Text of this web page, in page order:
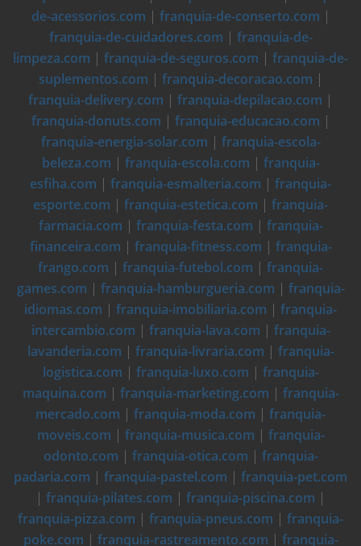
de-acessorios.com | franquia-de-conserto.com |
franquia-de-cuidadores.com | franquia-de-
limpeza.com | franquia-de-seguros.com | franquia-de-
suplementos.com | franquia-decoracao.com |
franquia-delivery.com | franquia-depilacao.com |
franquia-donuts.com | franquia-educacao.com |
franquia-energia-solar.com | franquia-escola-
beleza.com | franquia-escola.com | franquia-
esfiha.com | franquia-esmalteria.com | franquia-
esporte.com | franquia-estetica.com | franquia-
farmacia.com | franquia-festa.com | franquia-
financeira.com | franquia-fitness.com | franquia-
frango.com | franquia-futebol.com | franquia-
games.com | franquia-hamburgueria.com | franquia-
idiomas.com | franquia-imobiliaria.com | franquia-
intercambio.com | franquia-lava.com | franquia-
lavanderia.com | franquia-livraria.com | franquia-
logistica.com | franquia-luxo.com | franquia-
maquina.com | franquia-marketing.com | franquia-
mercado.com | franquia-moda.com | franquia-
moveis.com | franquia-musica.com | franquia-
odonto.com | franquia-otica.com | franquia-
padaria.com | franquia-pastel.com | franquia-pet.com
| franquia-pilates.com | franquia-piscina.com |
franquia-pizza.com | franquia-pneus.com | franquia-
poke.com | franquia-rastreamento.com | franquia-